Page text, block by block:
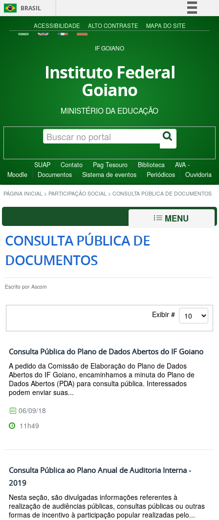
BRASIL
Simplifique!
Acesso à informação
ACESSIBILIDADE ALTO CONTRASTE MAPA DO SITE
IF GOIANO
Instituto Federal
Goiano
MINISTÉRIO DA EDUCAÇÃO
SUAP Contato Pag Tesouro Biblioteca
AVA -
Moodle
Documentos Sistema de eventos Periódicos Ouvidoria
PÁGINA INICIAL > PARTICIPAÇÃO SOCIAL > CONSULTA PÚBLICA DE DOCUMENTOS
MENU
CONSULTA PÚBLICA DE
DOCUMENTOS
Escrito por Ascom
Exibir #
Consulta Pública do Plano de Dados Abertos do IF Goiano
A pedido da Comissão de Elaboração do Plano de Dados
Abertos do IF Goiano, encaminhamos a minuta do Plano de
Dados Abertos (PDA) para consulta pública. Interessados
podem enviar suas...
06/09/18
11h49
Consulta Pública ao Plano Anual de Auditoria Interna -
2019
Nesta seção, são divulgadas informações referentes à
realização de audiências públicas, consultas públicas ou outras
formas de incentivo à participação popular realizadas pelo...